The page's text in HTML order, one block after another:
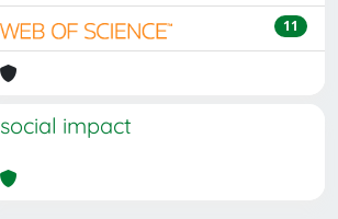
11
social impact